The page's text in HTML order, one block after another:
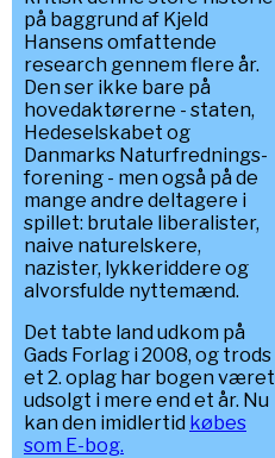
på baggrund af Kjeld
Hansens omfattende
research gennem flere år.
Den ser ikke bare på
hovedaktørerne - staten,
Hedeselskabet og
Danmarks Naturfrednings-
forening - men også på de
mange andre deltagere i
spillet: brutale liberalister,
naive naturelskere,
nazister, lykkeriddere og
alvorsfulde nyttemænd.
Det tabte land udkom på
Gads Forlag i 2008, og trods
et 2. oplag har bogen været
udsolgt i mere end et år. Nu
kan den imidlertid købes
som E-bog.